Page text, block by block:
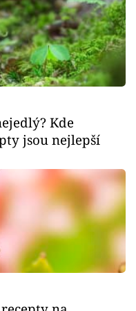
Kde
jsou nejlepší